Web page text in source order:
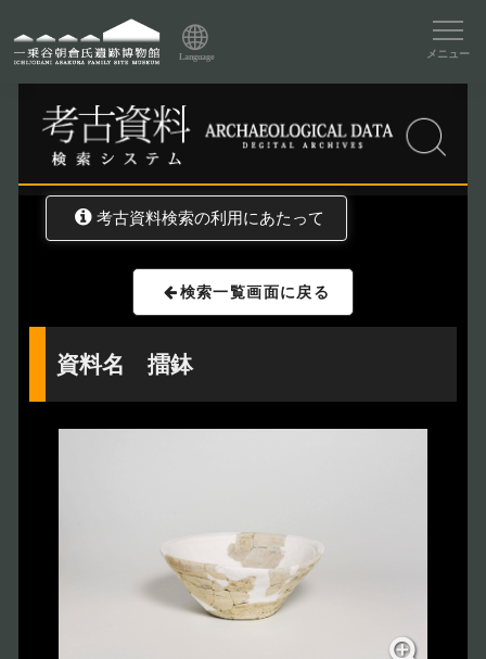
メニュー
Language
資料データベーストップ
考古資料検索
遺跡のご紹介
考古資料検索の利用にあたって
検索一覧画面に戻る
資料名 擂鉢